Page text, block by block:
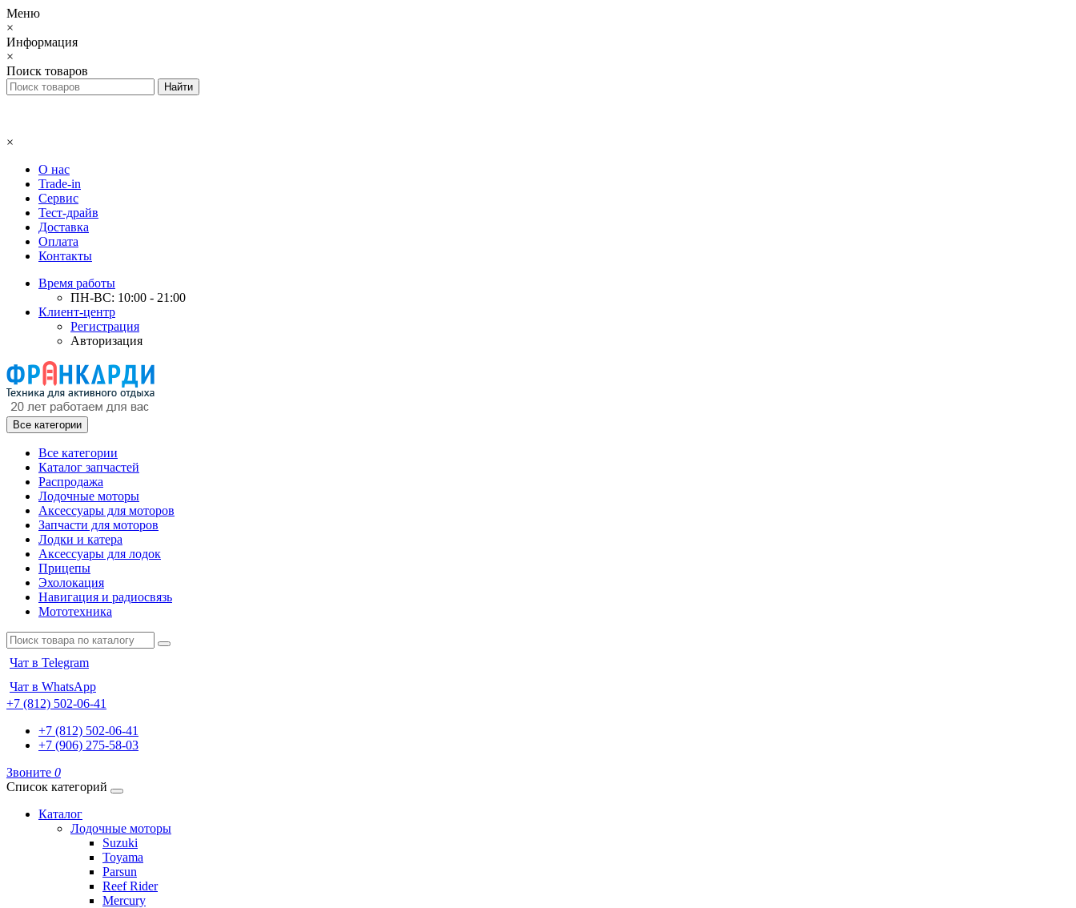
Меню
×
Информация
×
Поиск товаров
×
О нас
Trade-in
Сервис
Тест-драйв
Доставка
Оплата
Контакты
Время работы
ПН-ВС: 10:00 - 21:00
Клиент-центр
Регистрация
Авторизация
Все категории
Все категории
Каталог запчастей
Распродажа
Лодочные моторы
Аксессуары для моторов
Запчасти для моторов
Лодки и катера
Аксессуары для лодок
Прицепы
Эхолокация
Навигация и радиосвязь
Мототехника
Чат в Telegram
Чат в WhatsApp
+7 (812) 502-06-41
+7 (812) 502-06-41
+7 (906) 275-58-03
Звоните 0
Список категорий
Каталог
Лодочные моторы
Suzuki
Toyama
Parsun
Reef Rider
Mercury